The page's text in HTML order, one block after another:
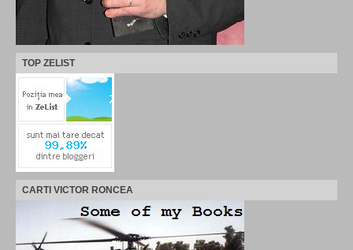
TOP ZELIST
CARTI VICTOR RONCEA